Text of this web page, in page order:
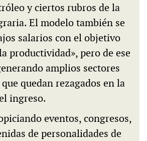
y ciertos rubros de la
El modelo también se
salarios con el objetivo
productividad», pero de ese
amplios sectores
quedan rezagados en la
ingreso.
eventos, congresos,
de personalidades de